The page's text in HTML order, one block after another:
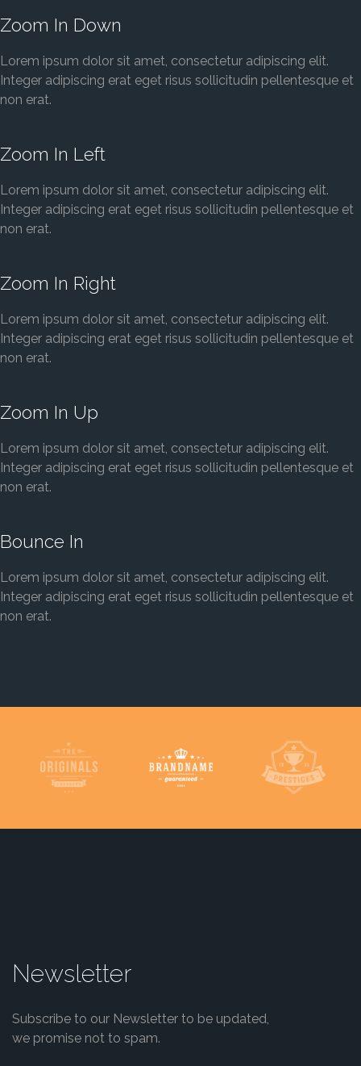
Zoom In Down
Lorem ipsum dolor sit amet, consectetur adipiscing elit.
Integer adipiscing erat eget risus sollicitudin pellentesque et
non erat.
Zoom In Left
Lorem ipsum dolor sit amet, consectetur adipiscing elit.
Integer adipiscing erat eget risus sollicitudin pellentesque et
non erat.
Zoom In Right
Lorem ipsum dolor sit amet, consectetur adipiscing elit.
Integer adipiscing erat eget risus sollicitudin pellentesque et
non erat.
Zoom In Up
Lorem ipsum dolor sit amet, consectetur adipiscing elit.
Integer adipiscing erat eget risus sollicitudin pellentesque et
non erat.
Bounce In
Lorem ipsum dolor sit amet, consectetur adipiscing elit.
Integer adipiscing erat eget risus sollicitudin pellentesque et
non erat.
Newsletter
Subscribe to our Newsletter to be updated,
we promise not to spam.